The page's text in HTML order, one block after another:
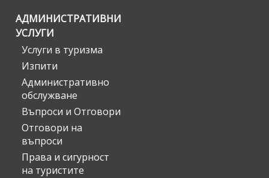
АДМИНИСТРАТИВНИ
УСЛУГИ
Услуги в туризма
Изпити
Административно
обслужване
Въпроси и Отговори
Отговори на
въпроси
Права и сигурност
на туристите